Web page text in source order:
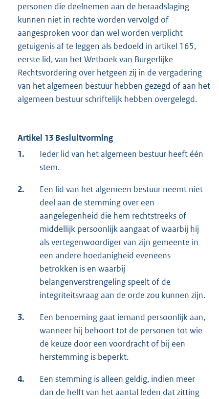
personen die deelnemen aan de beraadslaging
kunnen niet in rechte worden vervolgd of
aangesproken voor dan wel worden verplicht
getuigenis af te leggen als bedoeld in artikel 165,
eerste lid, van het Wetboek van Burgerlijke
Rechtsvordering over hetgeen zij in de vergadering
van het algemeen bestuur hebben gezegd of aan het
algemeen bestuur schriftelijk hebben overgelegd.
Artikel 13 Besluitvorming
1.
Ieder lid van het algemeen bestuur heeft één
stem.
2.
Een lid van het algemeen bestuur neemt niet
deel aan de stemming over een
aangelegenheid die hem rechtstreeks of
middellijk persoonlijk aangaat of waarbij hij
als vertegenwoordiger van zijn gemeente in
een andere hoedanigheid eveneens
betrokken is en waarbij
belangenverstrengeling speelt of de
integriteitsvraag aan de orde zou kunnen zijn.
3.
Een benoeming gaat iemand persoonlijk aan,
wanneer hij behoort tot de personen tot wie
de keuze door een voordracht of bij een
herstemming is beperkt.
4.
Een stemming is alleen geldig, indien meer
dan de helft van het aantal leden dat zitting